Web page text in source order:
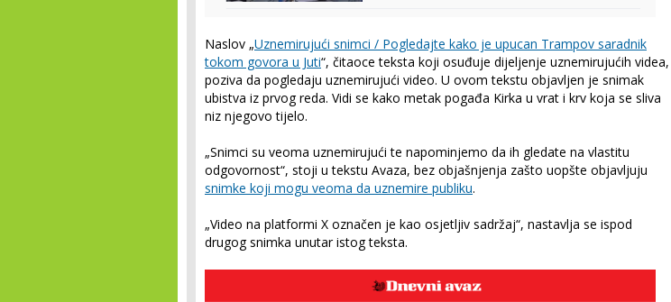
Naslov „Uznemirujući snimci / Pogledajte kako je upucan Trampov saradnik
tokom govora u Juti“, čitaoce teksta koji osuđuje dijeljenje uznemirujućih videa,
poziva da pogledaju uznemirujući video. U ovom tekstu objavljen je snimak
ubistva iz prvog reda. Vidi se kako metak pogađa Kirka u vrat i krv koja se sliva
niz njegovo tijelo.
„Snimci su veoma uznemirujući te napominjemo da ih gledate na vlastitu
odgovornost“, stoji u tekstu Avaza, bez objašnjenja zašto uopšte objavljuju
snimke koji mogu veoma da uznemire publiku.
„Video na platformi X označen je kao osjetljiv sadržaj“, nastavlja se ispod
drugog snimka unutar istog teksta.